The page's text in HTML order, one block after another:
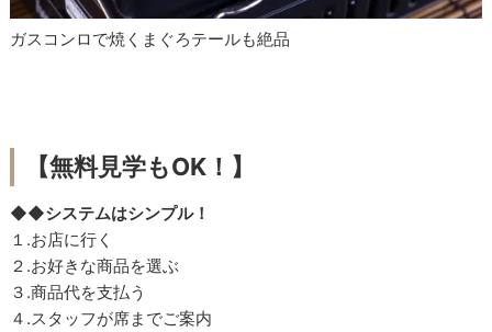
ガスコンロで焼くまぐろテールも絶品
【無料見学もOK！】
◆◆システムはシンプル！
１.お店に行く
２.お好きな商品を選ぶ
３.商品代を支払う
４.スタッフが席までご案内